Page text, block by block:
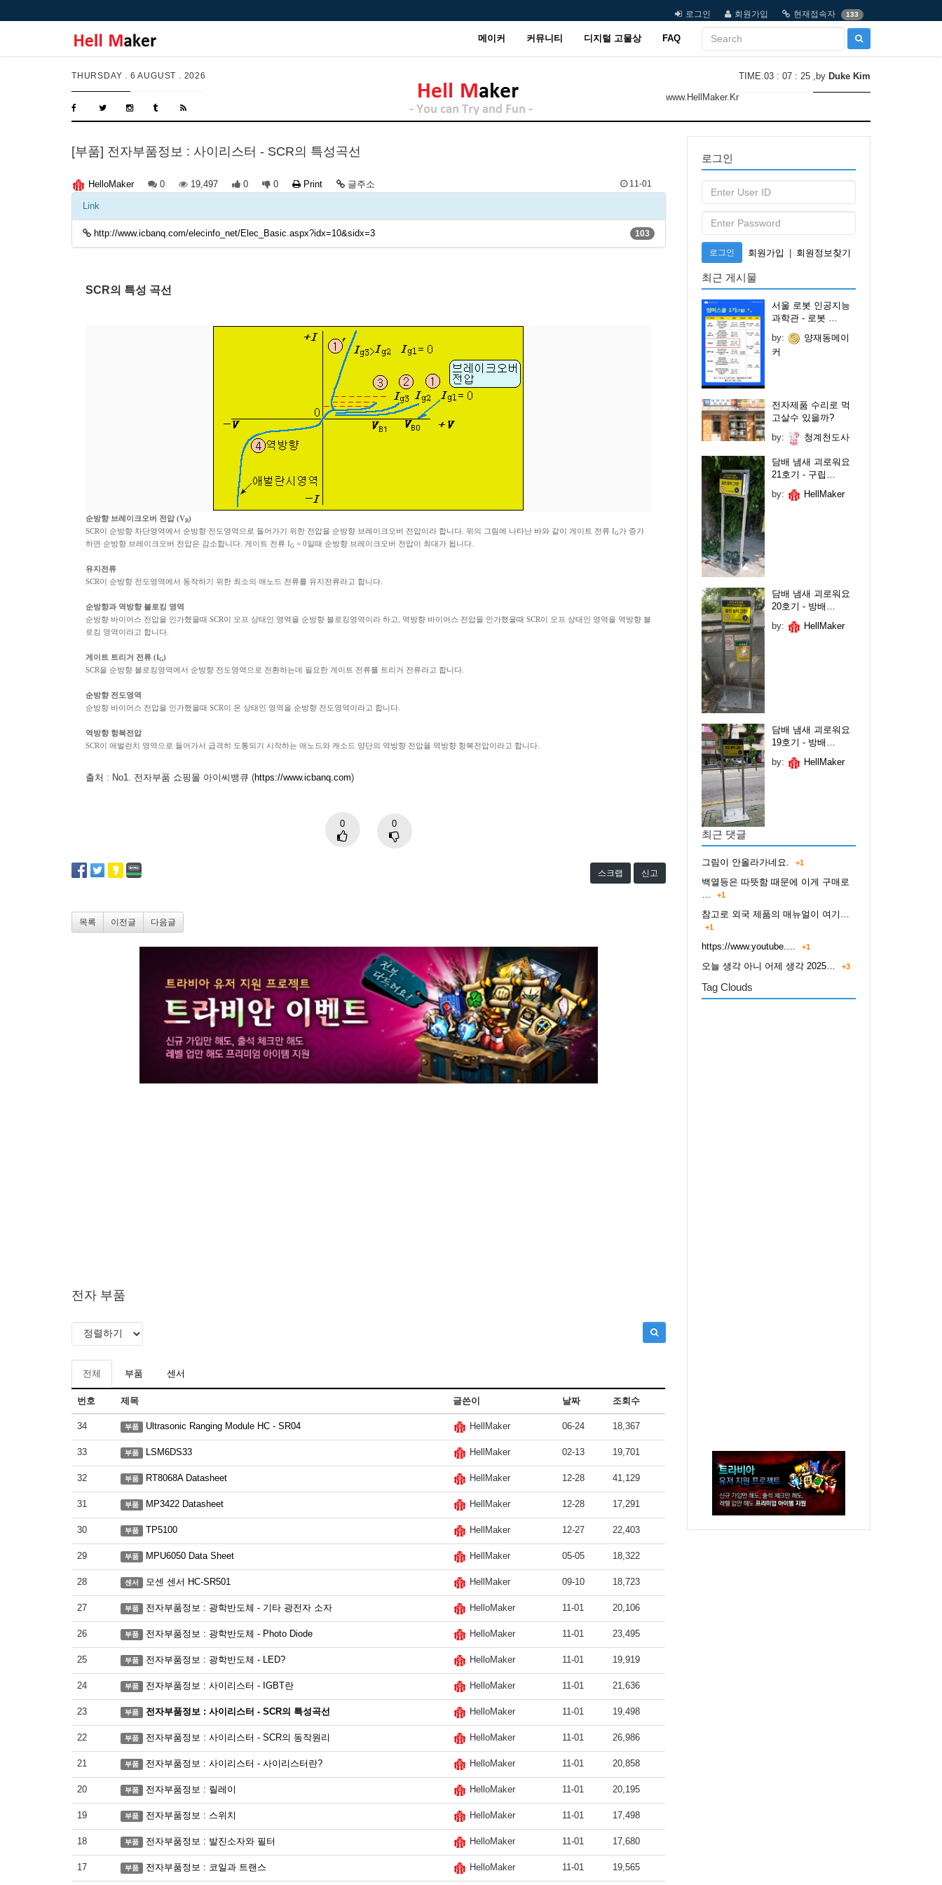
로그인 회원가입 현재접속자 133
메이커 커뮤니티 디지털 고물상 FAQ
THURSDAY . 6 AUGUST . 2026 TIME.03 : 07 : 25 ,by Duke Kim
www.HellMaker.Kr
[부품] 전자부품정보 : 사이리스터 - SCR의 특성곡선
HelloMaker 0 19,497 0 0 Print 글주소 11-01
Link
http://www.icbanq.com/elecinfo_net/Elec_Basic.aspx?idx=10&sidx=3 103
SCR의 특성 곡선
순방향 브레이크오버 전압 (VB)
SCR이 순방향 차단영역에서 순방향 전도영역으로 들어가기 위한 전압을 순방향 브레이크오버 전압이라 합니다. 위의 그림에 나타난 바와 같이 게이트 전류 IG가 증가
하면 순방향 브레이크오버 전압은 감소합니다. 게이트 전류 IG = 0일때 순방향 브레이크오버 전압이 최대가 됩니다.
유지전류
SCR이 순방향 전도영역에서 동작하기 위한 최소의 애노드 전류를 유지전류라고 합니다.
순방향과 역방향 블로킹 영역
순방향 바이어스 전압을 인가했을때 SCR이 오프 상태인 영역을 순방향 블로킹영역이라 하고, 역방향 바이어스 전압을 인가했을때 SCR이 오프 상태인 영역을 역방향 블
로킹 영역이라고 합니다.
게이트 트리거 전류 (IG)
SCR을 순방향 블로킹영역에서 순방향 전도영역으로 전환하는데 필요한 게이트 전류를 트리거 전류라고 합니다.
순방향 전도영역
순방향 바이어스 전압을 인가했을때 SCR이 온 상태인 영역을 순방향 전도영역이라고 합니다.
역방향 항복전압
SCR이 애벌런치 영역으로 들어가서 급격히 도통되기 시작하는 애노드와 캐소드 양단의 역방향 전압을 역방향 항복전압이라고 합니다.
출처 : No1. 전자부품 쇼핑몰 아이씨뱅큐 (https://www.icbanq.com)
0 0
스크랩 신고
목록 이전글 다음글
전자 부품
전체 부품 센서
번호 제목 글쓴이 날짜 조회수
34 부품 Ultrasonic Ranging Module HC - SR04 HellMaker 06-24 18,367
33 부품 LSM6DS33 HellMaker 02-13 19,701
32 부품 RT8068A Datasheet HellMaker 12-28 41,129
31 부품 MP3422 Datasheet HellMaker 12-28 17,291
30 부품 TP5100 HellMaker 12-27 22,403
29 부품 MPU6050 Data Sheet HellMaker 05-05 18,322
28 센서 모센 센서 HC-SR501 HellMaker 09-10 18,723
27 부품 전자부품정보 : 광학반도체 - 기타 광전자 소자 HelloMaker 11-01 20,106
26 부품 전자부품정보 : 광학반도체 - Photo Diode HelloMaker 11-01 23,495
25 부품 전자부품정보 : 광학반도체 - LED? HelloMaker 11-01 19,919
24 부품 전자부품정보 : 사이리스터 - IGBT란 HelloMaker 11-01 21,636
23 부품 전자부품정보 : 사이리스터 - SCR의 특성곡선 HelloMaker 11-01 19,498
22 부품 전자부품정보 : 사이리스터 - SCR의 동작원리 HelloMaker 11-01 26,986
21 부품 전자부품정보 : 사이리스터 - 사이리스터란? HelloMaker 11-01 20,858
20 부품 전자부품정보 : 릴레이 HelloMaker 11-01 20,195
19 부품 전자부품정보 : 스위치 HelloMaker 11-01 17,498
18 부품 전자부품정보 : 발진소자와 필터 HelloMaker 11-01 17,680
17 부품 전자부품정보 : 코일과 트랜스 HelloMaker 11-01 19,565
로그인
로그인 회원가입 회원정보찾기
최근 게시물
서울 로봇 인공지능
과학관 - 로봇 …
by:
양재동메이
커
전자제품 수리로 먹
고살수 있을까?
by:
청계천도사
담배 냄새 괴로워요
21호기 - 구립…
by:
HellMaker
담배 냄새 괴로워요
20호기 - 방배…
by:
HellMaker
담배 냄새 괴로워요
19호기 - 방배…
by:
HellMaker
최근 댓글
그림이 안올라가네요. +1
백열등은 따뜻함 때문에 이게 구매로
…
+1
참고로 외국 제품의 매뉴얼이 여기…
+1
https://www.youtube.… +1
오늘 생각 아니 어제 생각 2025… +3
Tag Clouds